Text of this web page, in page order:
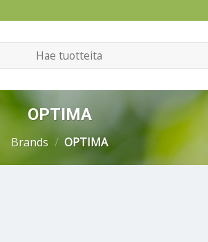
OPTIMA
Brands / OPTIMA